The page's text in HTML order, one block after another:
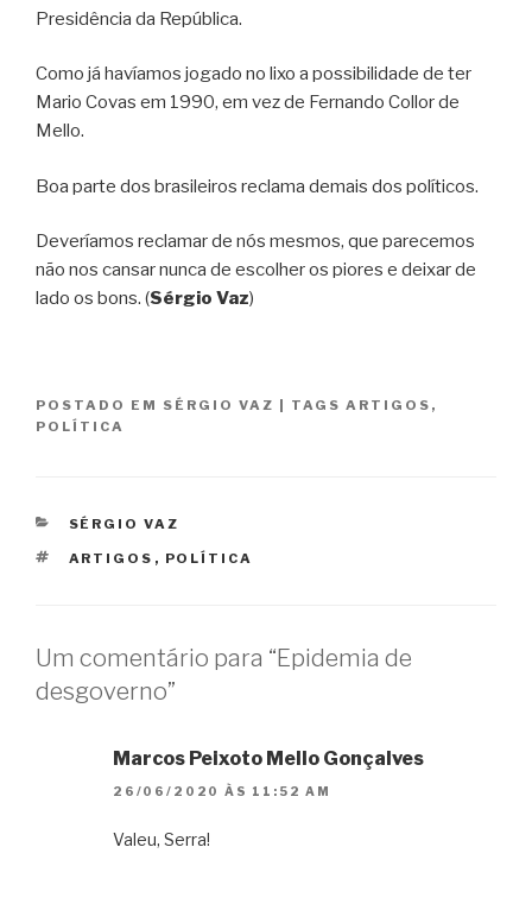
Presidência da República.
Como já havíamos jogado no lixo a possibilidade de ter
Mario Covas em 1990, em vez de Fernando Collor de
Mello.
Boa parte dos brasileiros reclama demais dos políticos.
Deveríamos reclamar de nós mesmos, que parecemos
não nos cansar nunca de escolher os piores e deixar de
lado os bons. (Sérgio Vaz)
POSTADO EM SÉRGIO VAZ TAGS ARTIGOS ,
POLÍTICA
CATEGORIAS
SÉRGIO VAZ
TAGS
ARTIGOS , POLÍTICA
Um comentário para “Epidemia de
desgoverno”
Marcos Peixoto Mello Gonçalves
26/06/2020 ÀS 11:52 AM
Valeu, Serra!